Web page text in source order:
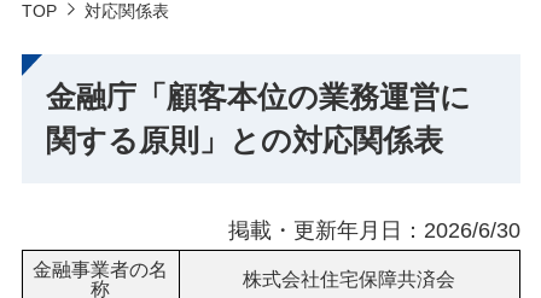
TOP 対応関係表
金融庁「顧客本位の業務運営に
関する原則」との対応関係表
掲載・更新年月日：2026/6/30
金融事業者の名
称
株式会社住宅保障共済会